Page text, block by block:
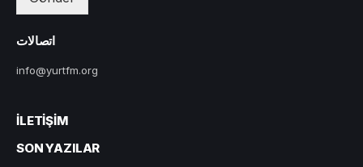
اتصالات
info@yurtfm.org
İLETIŞIM
SON YAZILAR